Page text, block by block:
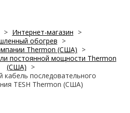
> Интернет-магазин >
обогрев >
Thermon (США) >
постоянной мощности Thermon
(США) >
кабель последовательного
TESH Thermon (США)